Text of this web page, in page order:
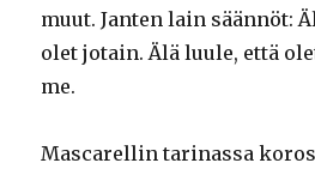
muut. Janten lain säännöt:
olet jotain. Älä luule, että
me.
Mascarellin tarinassa